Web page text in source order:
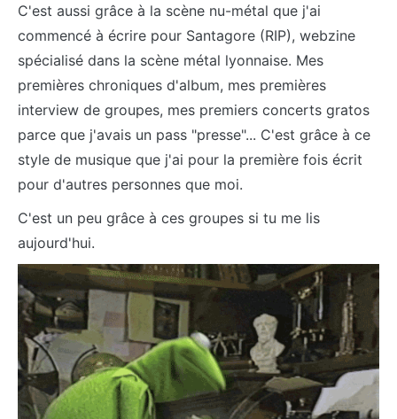
C'est aussi grâce à la scène nu-métal que j'ai
commencé à écrire pour Santagore (RIP), webzine
spécialisé dans la scène métal lyonnaise. Mes
premières chroniques d'album, mes premières
interview de groupes, mes premiers concerts gratos
parce que j'avais un pass "presse"... C'est grâce à ce
style de musique que j'ai pour la première fois écrit
pour d'autres personnes que moi.
C'est un peu grâce à ces groupes si tu me lis
aujourd'hui.